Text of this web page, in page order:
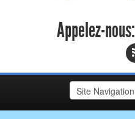
Appelez-nous: